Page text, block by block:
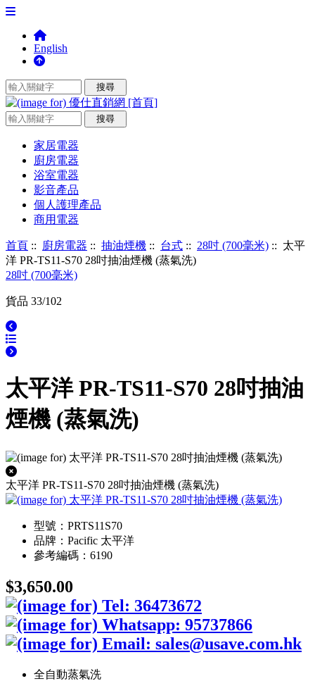
English
家居電器
廚房電器
浴室電器
影音產品
個人護理產品
商用電器
首頁 :: 廚房電器 :: 抽油煙機 :: 台式 :: 28吋 (700毫米) :: 太平
洋 PR-TS11-S70 28吋抽油煙機 (蒸氣洗)
28吋 (700毫米)
貨品 33/102
太平洋 PR-TS11-S70 28吋抽油
煙機 (蒸氣洗)
太平洋 PR-TS11-S70 28吋抽油煙機 (蒸氣洗)
型號：PRTS11S70
品牌：Pacific 太平洋
參考編碼：6190
$3,650.00
全自動蒸氣洗